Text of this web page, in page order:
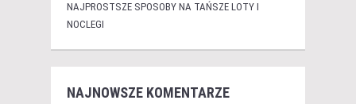
NAJPROSTSZE SPOSOBY NA TAŃSZE LOTY I
NOCLEGI
NAJNOWSZE KOMENTARZE